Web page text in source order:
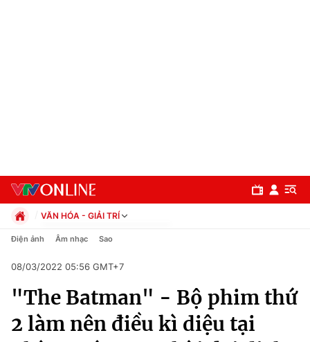
Chuyên mục
Chính trị
VĂN HÓA - GIẢI TRÍ
Chính trị
Pháp luật
Kinh tế
Thể thao
Truyền hình
Điện ảnh Âm nhạc Sao
08/03/2022 05:56 GMT+7
"The Batman" - Bộ phim thứ
2 làm nên điều kì diệu tại